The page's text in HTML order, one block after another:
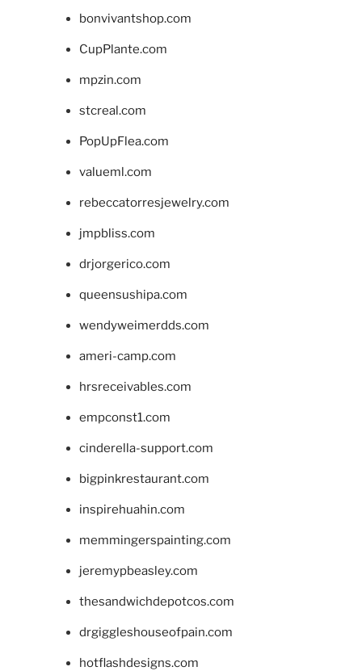
bonvivantshop.com
CupPlante.com
mpzin.com
stcreal.com
PopUpFlea.com
valueml.com
rebeccatorresjewelry.com
jmpbliss.com
drjorgerico.com
queensushipa.com
wendyweimerdds.com
ameri-camp.com
hrsreceivables.com
empconst1.com
cinderella-support.com
bigpinkrestaurant.com
inspirehuahin.com
memmingerspainting.com
jeremypbeasley.com
thesandwichdepotcos.com
drgiggleshouseofpain.com
hotflashdesigns.com